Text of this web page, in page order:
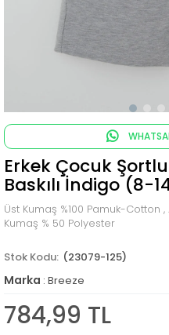
Erkek Çocuk
Baskılı İndigo (8-
Üst Kumaş %100 Pamuk-Cotton
Kumaş % 50 Polyester
(23079-125)
Marka : Breeze
784,99 TL